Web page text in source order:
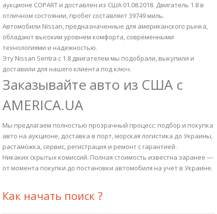
аукционе COPART и доставлен из США 01.08.2018. Двигатель 1.8 в
отличном состоянии, пробег составляет 39749 миль.
Автомобили Nissan, предназначенные для американского рынка,
обладают высоким уровнем комфорта, современными
технологиями и надежностью.
Эту Nissan Sentra с 1.8 двигателем мы подобрали, выкупили и
доставили для нашего клиента под ключ.
Заказывайте авто из США с
AMERICA.UA
Мы предлагаем полностью прозрачный процесс: подбор и покупка
авто на аукционе, доставка в порт, морская логистика до Украины,
растаможка, сервис, регистрация и ремонт с гарантией.
Никаких скрытых комиссий. Полная стоимость известна заранее —
от момента покупки до постановки автомобиля на учет в Украине.
Как начать поиск ?